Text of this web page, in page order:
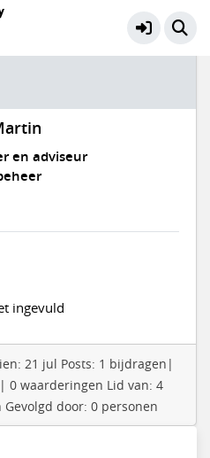
en adviseur
ingevuld
21 jul Posts: 1 bijdragen|
0 waarderingen Lid van: 4
door: 0 personen